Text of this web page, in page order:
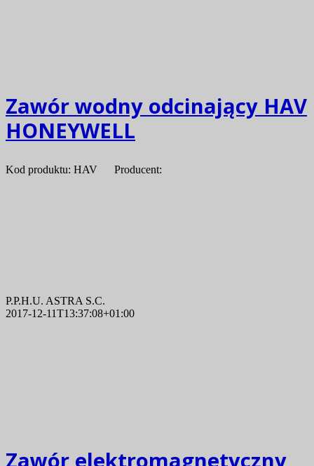
Zawór wodny odcinający HAV
HONEYWELL
Kod produktu: HAV Producent:
P.P.H.U. ASTRA S.C.
2017-12-11T13:37:08+01:00